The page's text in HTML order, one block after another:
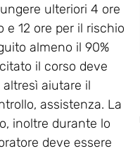
ulteriori 4 ore
12 ore per il rischio
almeno il 90%
il corso deve
aiutare il
assistenza. La
inoltre durante lo
deve essere